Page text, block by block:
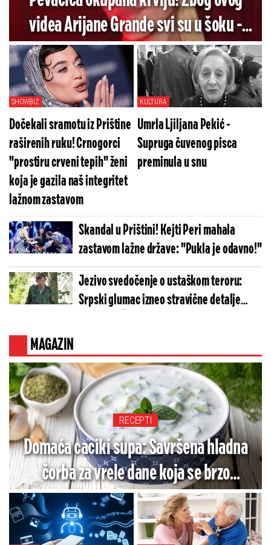
videa Arijane Grande svi su u šoku -
Pogledajte koliko je jezivo (VIDEO)
SHOWBIZ
Dočekali sramotu iz Prištine
raširenih ruku! Crnogorci
"prostiru crveni tepih" ženi
koja je gazila naš integritet
lažnom zastavom
KULTURA
Umrla Ljiljana Pekić -
Supruga čuvenog pisca
preminula u snu
Skandal u Prištini! Kejti Peri mahala
zastavom lažne države: "Pukla je odavno!"
Jezivo svedočenje o ustaškom teroru:
Srpski glumac izneo stravične detalje
MAGAZIN
RECEPTI
Domaća caciki supa: Savršena hladna
čorba za vrele dane koja se brzo
sprema